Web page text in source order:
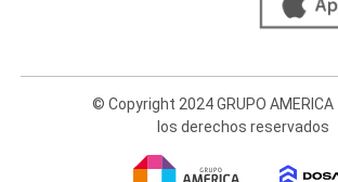
© Copyright 2024 GRUPO
los derechos reservados